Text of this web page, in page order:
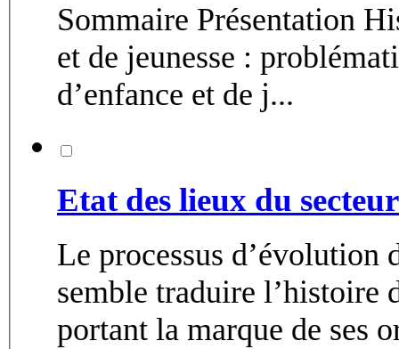
Sommaire Présentation Historique de la littérature d’enfance
et de jeunesse : problématiques
d’enfance et de j...
Etat des lieux du
Le processus d’évolution
semble traduire l’histoire
portant la marque de ses